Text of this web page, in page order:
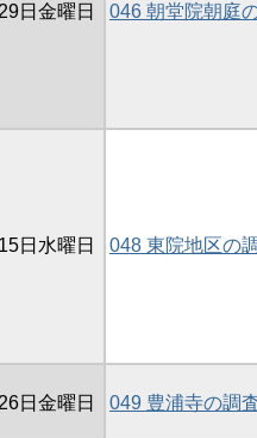
日金曜日 046 朝堂院朝庭
日水曜日 048 東院地区の
日金曜日 049 豊浦寺の調